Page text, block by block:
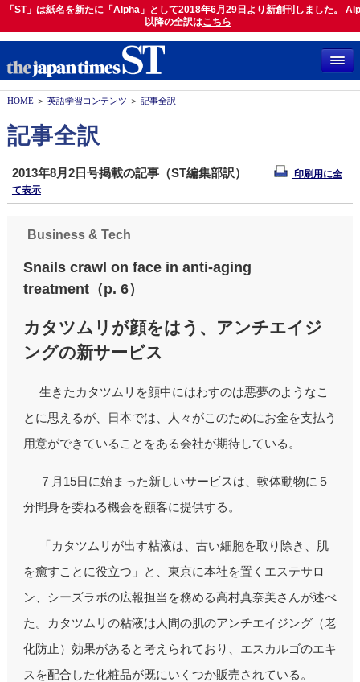
「ST」は紙名を新たに「Alpha」として2018年6月29日より新創刊しました。
以降の全訳はこちら
「ST」は紙名を新たに「Alpha」として2018年6月29日より新創刊しました。
以降の全訳はこちら
HOME＞ 英語学習コンテンツ ＞ 記事全訳
記事全訳
2013年8月2日号掲載の記事（ST編集部訳）
印刷用に全
て表示
Business & Tech
Snails crawl on face in anti-aging
treatment（p. 6）
カタツムリが顔をはう、アンチエイジ
ングの新サービス
生きたカタツムリを顔中にはわすのは悪夢のようなこ
とに思えるが、日本では、人々がこのためにお金を支払う
用意ができていることをある会社が期待している。
７月15日に始まった新しいサービスは、軟体動物に５
分間身を委ねる機会を顧客に提供する。
「カタツムリが出す粘液は、古い細胞を取り除き、肌
を癒すことに役立つ」と、東京に本社を置くエステサロ
ン、シーズラボの広報担当を務める高村真奈美さんが述べ
た。カタツムリの粘液は人間の肌のアンチエイジング（老
化防止）効果があると考えられており、エスカルゴのエキ
スを配合した化粧品が既にいくつか販売されている。